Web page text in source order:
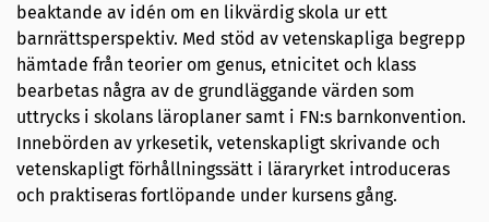
beaktande av idén om en likvärdig skola ur ett
barnrättsperspektiv. Med stöd av vetenskapliga begrepp
hämtade från teorier om genus, etnicitet och klass
bearbetas några av de grundläggande värden som
uttrycks i skolans läroplaner samt i FN:s barnkonvention.
Innebörden av yrkesetik, vetenskapligt skrivande och
vetenskapligt förhållningssätt i läraryrket introduceras
och praktiseras fortlöpande under kursens gång.